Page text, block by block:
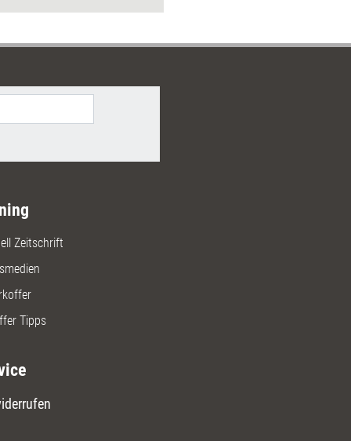
der Märkte
aller Ebenen das
Argumentation
Zeitschrift
Tipps